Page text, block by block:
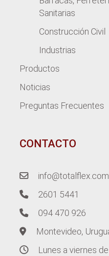
Sanitarias
Construcción Civil
Industrias
Productos
Noticias
Preguntas Frecuentes
CONTACTO
2601 5441
094 470 926
Montevideo,
Lunes a viernes